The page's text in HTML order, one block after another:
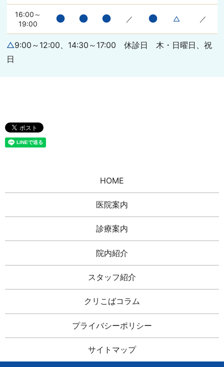
16:00～
19:00
● ● ● ／ ● △ ／
△9:00～12:00、14:30～17:00 休診日 木・日曜日、祝
日
HOME
医院案内
診療案内
院内紹介
スタッフ紹介
クリこばコラム
プライバシーポリシー
サイトマップ